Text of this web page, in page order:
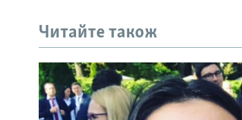
Читайте також